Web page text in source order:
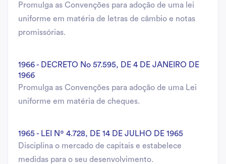
Promulga as Convenções para adoção de uma lei
uniforme em matéria de letras de câmbio e notas
promissórias.
1966 - DECRETO No 57.595, DE 4 DE JANEIRO DE
1966
Promulga as Convenções para adoção de uma Lei
uniforme em matéria de cheques.
1965 - LEI Nº 4.728, DE 14 DE JULHO DE 1965
Disciplina o mercado de capitais e estabelece
medidas para o seu desenvolvimento.